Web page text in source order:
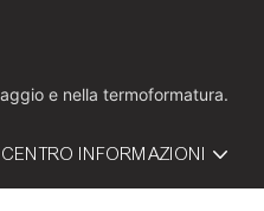
e nella termoformatura.
CENTRO INFORMAZIONI